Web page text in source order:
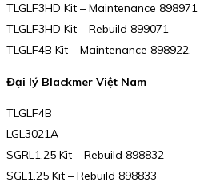
TLGLF3HD Kit – Maintenance 898971
TLGLF3HD Kit – Rebuild 899071
TLGLF4B Kit – Maintenance 898922.
Đại lý Blackmer Việt Nam
TLGLF4B
LGL3021A
SGRL1.25 Kit – Rebuild 898832
SGL1.25 Kit – Rebuild 898833